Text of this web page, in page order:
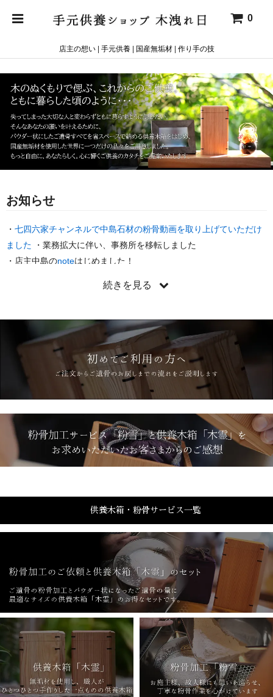
0
店主の想い| 手元供養| 国産無垢材| 作り手の技
お知らせ
・ 七四六家チャンネルで中島石材の粉骨動画を取り上げていただけ
ました ・業務拡大に伴い、事務所を移転しました
・店主中島のnoteはじめました！
・当店の供養木箱「木霊」が東京新聞
続きを見る
供養木箱・粉骨サービス一覧